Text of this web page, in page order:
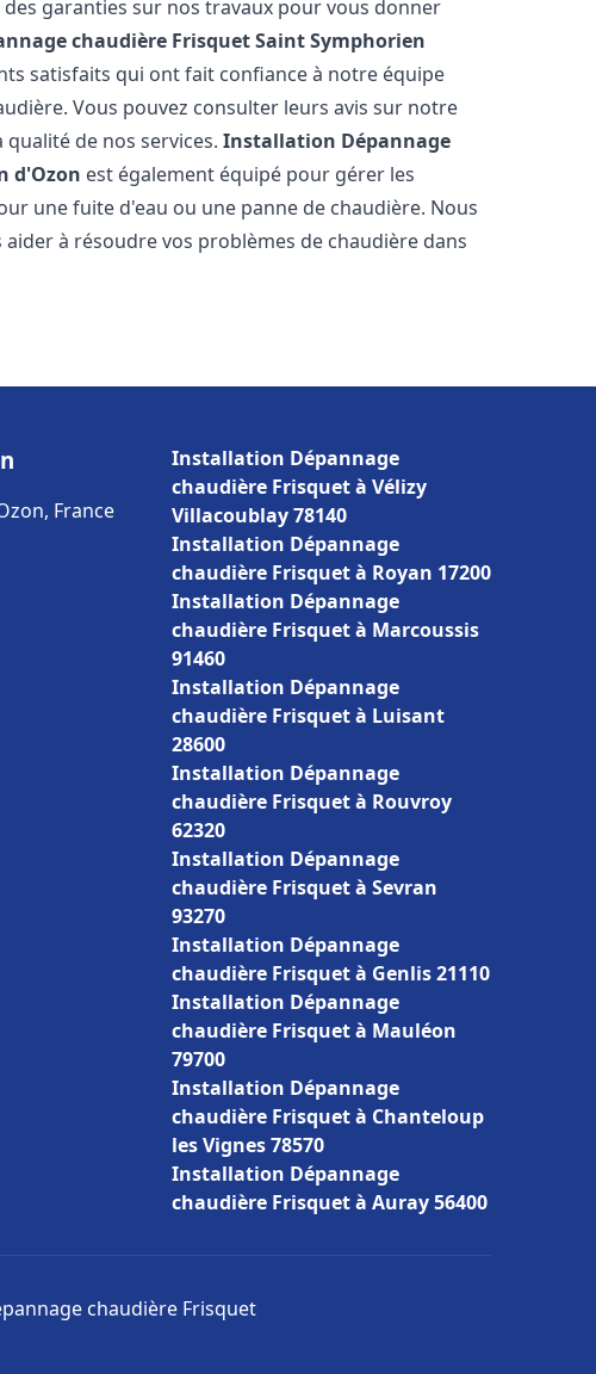
garanties sur nos travaux pour vous donner
chaudière FrisquetSaint Symphorien
satisfaits qui ont fait confiance à notre équipe
Vous pouvez consulter leurs avis sur notre
qualité de nos services.Installation Dépannage
d'Ozon est également équipé pour gérer les
une fuite d'eau ou une panne de chaudière. Nous
à résoudre vos problèmes de chaudière dans
France
Installation Dépannage
chaudière Frisquet à Vélizy
Villacoublay 78140
Installation Dépannage
chaudière Frisquet à Royan 17200
Installation Dépannage
chaudière Frisquet à Marcoussis
91460
Installation Dépannage
chaudière Frisquet à Luisant
28600
Installation Dépannage
chaudière Frisquet à Rouvroy
62320
Installation Dépannage
chaudière Frisquet à Sevran
93270
Installation Dépannage
chaudière Frisquet à Genlis 21110
Installation Dépannage
chaudière Frisquet à Mauléon
79700
Installation Dépannage
chaudière Frisquet à Chanteloup
les Vignes 78570
Installation Dépannage
chaudière Frisquet à Auray 56400
chaudière Frisquet